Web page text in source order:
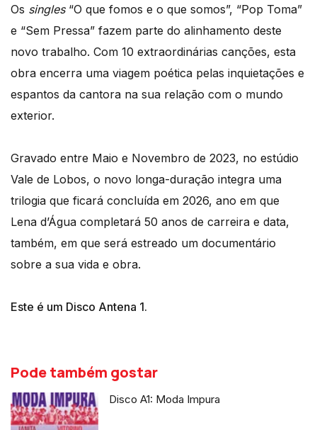
Os singles“O que fomos e o que somos”, “Pop Toma”
e “Sem Pressa” fazem parte do alinhamento deste
novo trabalho. Com 10 extraordinárias canções, esta
obra encerra uma viagem poética pelas inquietações e
espantos da cantora na sua relação com o mundo
exterior.
Gravado entre Maio e Novembro de 2023, no estúdio
Vale de Lobos, o novo longa-duração integra uma
trilogia que ficará concluída em 2026, ano em que
Lena d’Água completará 50 anos de carreira e data,
também, em que será estreado um documentário
sobre a sua vida e obra.
Este é um Disco Antena 1.
Pode também gostar
Disco A1: Moda Impura